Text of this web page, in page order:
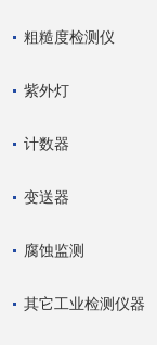
粗糙度检测仪
紫外灯
计数器
变送器
腐蚀监测
其它工业检测仪器